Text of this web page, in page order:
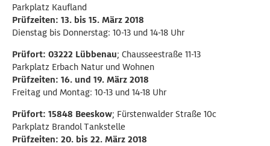
Parkplatz Kaufland
Prüfzeiten: 13. bis 15. März 2018
Dienstag bis Donnerstag: 10-13 und 14-18 Uhr
Prüfort: 03222 Lübbenau; Chausseestraße 11-13
Parkplatz Erbach Natur und Wohnen
Prüfzeiten: 16. und 19. März 2018
Freitag und Montag: 10-13 und 14-18 Uhr
Prüfort: 15848 Beeskow; Fürstenwalder Straße 10c
Parkplatz Brandol Tankstelle
Prüfzeiten: 20. bis 22. März 2018